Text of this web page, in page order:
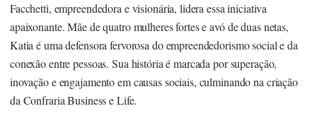
Facchetti, empreendedora e visionária, lidera essa iniciativa
apaixonante. Mãe de quatro mulheres fortes e avó de duas netas,
Katia é uma defensora fervorosa do empreendedorismo social e da
conexão entre pessoas. Sua história é marcada por superação,
inovação e engajamento em causas sociais, culminando na criação
da Confraria Business e Life.